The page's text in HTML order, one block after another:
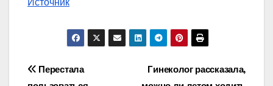
Навигация
Гинеколог рассказала,
Перестала